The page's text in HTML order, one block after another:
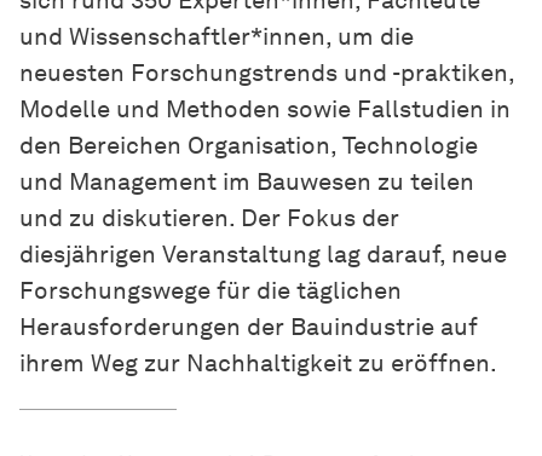
und Wissenschaftler*innen, um die
neuesten Forschungstrends und -praktiken,
Modelle und Methoden sowie Fallstudien in
den Bereichen Organisation, Technologie
und Management im Bauwesen zu teilen
und zu diskutieren. Der Fokus der
diesjährigen Veranstaltung lag darauf, neue
Forschungswege für die täglichen
Herausforderungen der Bauindustrie auf
ihrem Weg zur Nachhaltigkeit zu eröffnen.